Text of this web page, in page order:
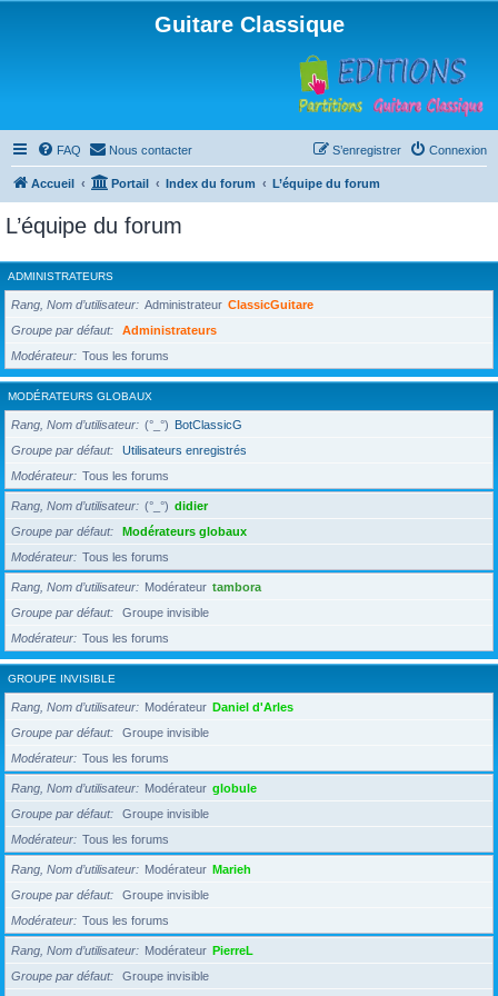
Guitare Classique
FAQ Nous contacter Connexion
S’enregistrer
Accueil Portail Index du forum L’équipe du forum
L’équipe du forum
ADMINISTRATEURS
Rang, Nom d’utilisateur Administrateur ClassicGuitare
Groupe par défaut
Administrateurs
Modérateur
Tous les forums
MODÉRATEURS GLOBAUX
Rang, Nom d’utilisateur (°_°) BotClassicG
Groupe par défaut
Utilisateurs enregistrés
Modérateur
Tous les forums
Rang, Nom d’utilisateur (°_°) didier
Groupe par défaut
Modérateurs globaux
Modérateur
Tous les forums
Rang, Nom d’utilisateur Modérateur tambora
Groupe par défaut
Groupe invisible
Modérateur
Tous les forums
GROUPE INVISIBLE
Rang, Nom d’utilisateur Modérateur Daniel d'Arles
Groupe par défaut
Groupe invisible
Modérateur
Tous les forums
Rang, Nom d’utilisateur Modérateur globule
Groupe par défaut
Groupe invisible
Modérateur
Tous les forums
Rang, Nom d’utilisateur Modérateur Marieh
Groupe par défaut
Groupe invisible
Modérateur
Tous les forums
Rang, Nom d’utilisateur Modérateur PierreL
Groupe par défaut
Groupe invisible